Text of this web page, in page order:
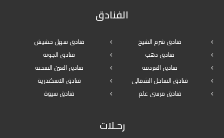
الفنادق
فنادق شرم الشيخ
فنادق سهل حشيش
فنادق دهب
فنادق الجونة
فنادق الغردقة
فنادق العين السخنة
فنادق الساحل الشمالى
فنادق الاسكندرية
فنادق مرسى علم
فنادق سيوة
رحـلات